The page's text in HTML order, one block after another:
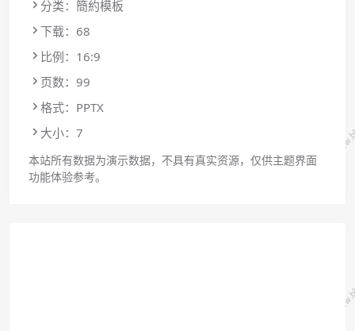
分类：簡約模板
下载：68
比例：16:9
页数：99
格式：PPTX
大小：7
本站所有数据为演示数据，不具有真实资源，仅供主题界面
功能体验参考。